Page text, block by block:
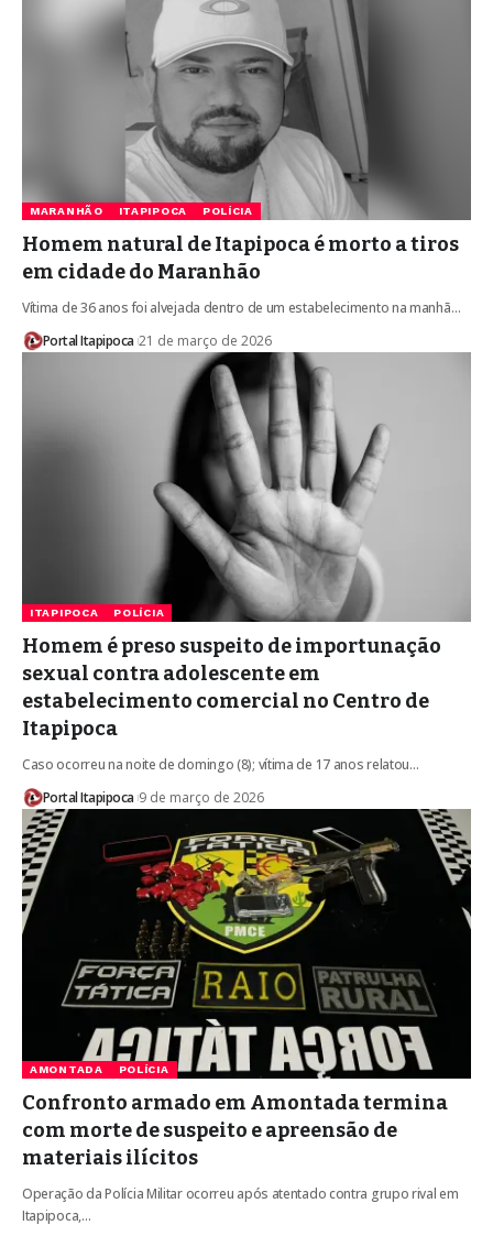
MARANHÃO ITAPIPOCA POLÍCIA
Homem natural de Itapipoca é morto a tiros
em cidade do Maranhão
Vítima de 36 anos foi alvejada dentro de um estabelecimento na manhã…
Portal Itapipoca 21 de março de 2026
ITAPIPOCA POLÍCIA
Homem é preso suspeito de importunação
sexual contra adolescente em
estabelecimento comercial no Centro de
Itapipoca
Caso ocorreu na noite de domingo (8); vítima de 17 anos relatou…
Portal Itapipoca 9 de março de 2026
AMONTADA POLÍCIA
Confronto armado em Amontada termina
com morte de suspeito e apreensão de
materiais ilícitos
Operação da Polícia Militar ocorreu após atentado contra grupo rival em
Itapipoca,…